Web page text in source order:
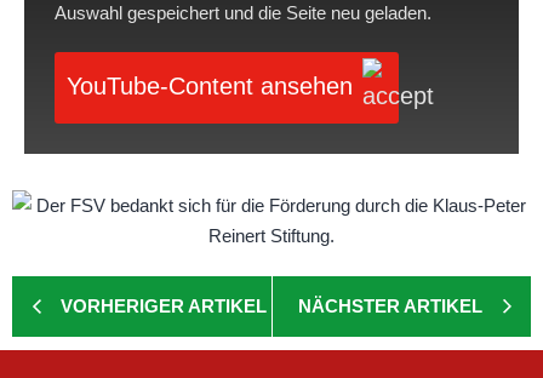
Auswahl gespeichert und die Seite neu geladen.
YouTube-Content ansehen
VORHERIGER ARTIKEL NÄCHSTER ARTIKEL